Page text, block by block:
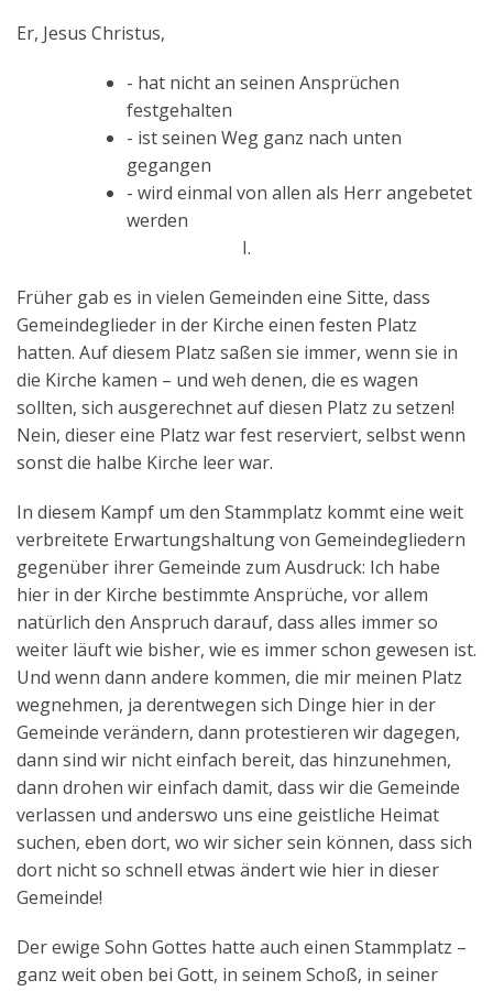
Er, Jesus Christus,
- hat nicht an seinen Ansprüchen
festgehalten
- ist seinen Weg ganz nach unten
gegangen
- wird einmal von allen als Herr angebetet
werden
I.
Früher gab es in vielen Gemeinden eine Sitte, dass
Gemeindeglieder in der Kirche einen festen Platz
hatten. Auf diesem Platz saßen sie immer, wenn sie in
die Kirche kamen – und weh denen, die es wagen
sollten, sich ausgerechnet auf diesen Platz zu setzen!
Nein, dieser eine Platz war fest reserviert, selbst wenn
sonst die halbe Kirche leer war.
In diesem Kampf um den Stammplatz kommt eine weit
verbreitete Erwartungshaltung von Gemeindegliedern
gegenüber ihrer Gemeinde zum Ausdruck: Ich habe
hier in der Kirche bestimmte Ansprüche, vor allem
natürlich den Anspruch darauf, dass alles immer so
weiter läuft wie bisher, wie es immer schon gewesen ist.
Und wenn dann andere kommen, die mir meinen Platz
wegnehmen, ja derentwegen sich Dinge hier in der
Gemeinde verändern, dann protestieren wir dagegen,
dann sind wir nicht einfach bereit, das hinzunehmen,
dann drohen wir einfach damit, dass wir die Gemeinde
verlassen und anderswo uns eine geistliche Heimat
suchen, eben dort, wo wir sicher sein können, dass sich
dort nicht so schnell etwas ändert wie hier in dieser
Gemeinde!
Der ewige Sohn Gottes hatte auch einen Stammplatz –
ganz weit oben bei Gott, in seinem Schoß, in seiner